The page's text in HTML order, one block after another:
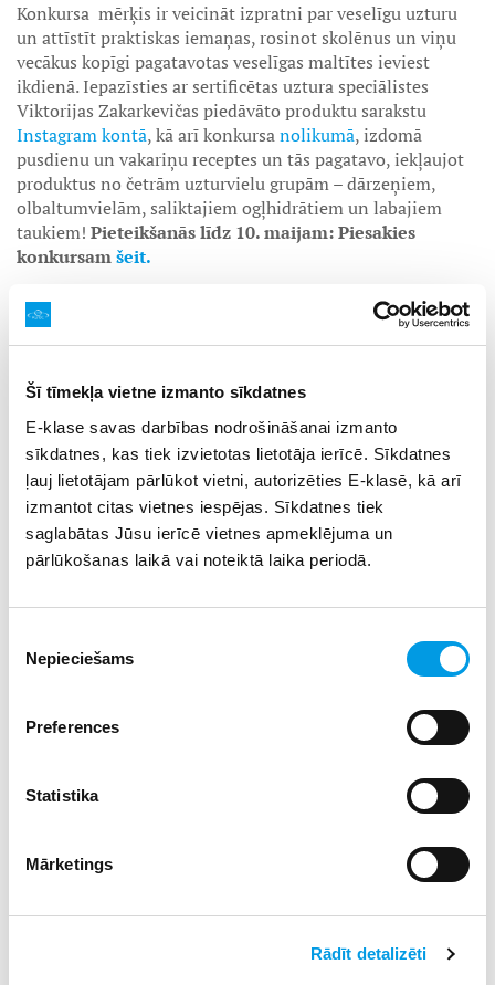
Šī tīmekļa vietne izmanto sīkdatnes
E-klase savas darbības nodrošināšanai izmanto
sīkdatnes, kas tiek izvietotas lietotāja ierīcē. Sīkdatnes
ļauj lietotājam pārlūkot vietni, autorizēties E-klasē, kā arī
izmantot citas vietnes iespējas. Sīkdatnes tiek
saglabātas Jūsu ierīcē vietnes apmeklējuma un
pārlūkošanas laikā vai noteiktā laika periodā.
izvēle
Nepieciešams
Preferences
Statistika
Mārketings
Rādīt detalizēti
Konkursa mērķis ir veicināt izpratni par veselīgu uzturu
un attīstīt praktiskas iemaņas, rosinot skolēnus un viņu
vecākus kopīgi pagatavotas veselīgas maltītes ieviest
ikdienā. Iepazīsties ar sertificētas uztura speciālistes
Viktorijas Zakarkevičas piedāvāto produktu sarakstu
Instagram kontā, kā arī konkursanolikumā, izdomā
pusdienu un vakariņu receptes un tās pagatavo, iekļaujot
produktus no četrām uzturvielu grupām – dārzeņiem,
olbaltumvielām, saliktajiem ogļhidrātiem un labajiem
taukiem! Pieteikšanās līdz 10. maijam: Piesakies
konkursamšeit.
2. Konkurss 1.-12. klašu skolēniem “Augļi, ogas,
dārzeņi – manas veselības supervaroņi”
dārzeņu iekļaušanu ikdienas maltīšu sastāvā. Individuāli
lietošanu ikdienā, iekļaujot paša izdomātu reklāmas saukli
un trīs argumentus, kāpēc ikdienā vajadzētu lietot šos
produktus! 1.-4. klašu skolēniem radošais darbs jāiesniedz
plakāta (zīmējuma/kolāžas) formātā, 5.-9. klašu skolēniem
– digitālā plakāta formātā, bet 10.-12. klašu skolēniem kā
30 sekunžu garš reklāmas video rullītis. Darbu var iesniegt
konkursam.
Konkursa nolikumu meklē
Pieteikšanās 5.–9. klašu grupai;
Iesniegtos darbus vērtēs žūrija (sertificētas uztura
izklaides pasākumu apmeklējumu kopā ar ģimeni vai